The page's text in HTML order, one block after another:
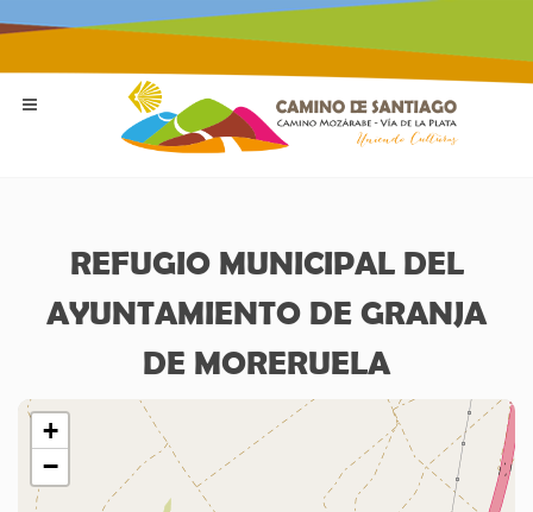
REFUGIO MUNICIPAL DEL
AYUNTAMIENTO DE GRANJA
DE MORERUELA
+
−